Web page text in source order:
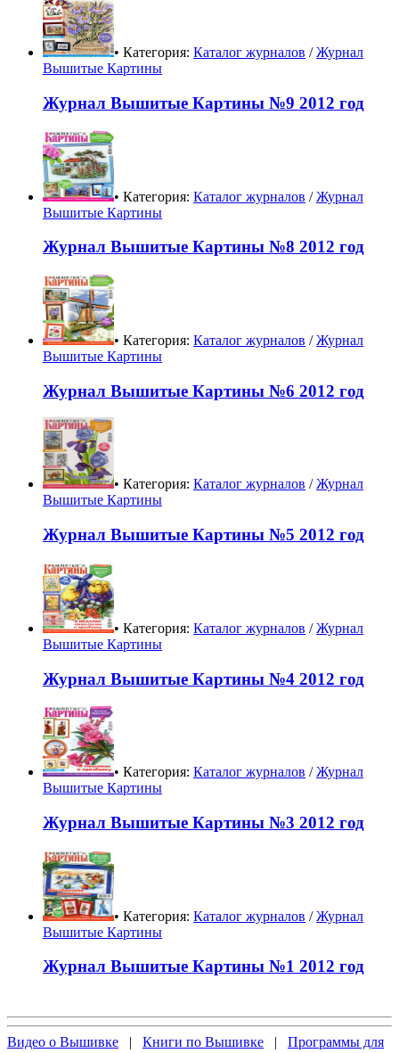
• Категория: Каталог журналов /Журнал
Вышитые Картины
Журнал Вышитые Картины №9 2012 год
• Категория: Каталог журналов /Журнал
Вышитые Картины
Журнал Вышитые Картины №8 2012 год
• Категория: Каталог журналов /Журнал
Вышитые Картины
Журнал Вышитые Картины №6 2012 год
• Категория: Каталог журналов /Журнал
Вышитые Картины
Журнал Вышитые Картины №5 2012 год
• Категория: Каталог журналов /Журнал
Вышитые Картины
Журнал Вышитые Картины №4 2012 год
• Категория: Каталог журналов /Журнал
Вышитые Картины
Журнал Вышитые Картины №3 2012 год
• Категория: Каталог журналов /Журнал
Вышитые Картины
Журнал Вышитые Картины №1 2012 год
Видео о Вышивке | Книги по Вышивке | Программы для